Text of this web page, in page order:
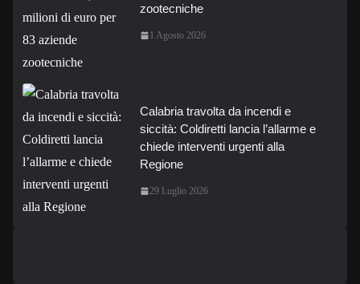
zootecniche
1 Agosto 2026
Calabria travolta da incendi e
siccità: Coldiretti lancia l’allarme e
chiede interventi urgenti alla
Regione
29 Luglio 2026